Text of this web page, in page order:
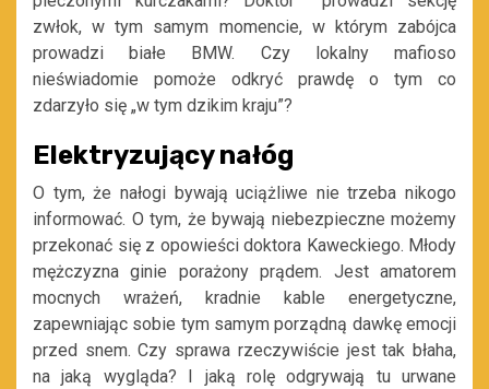
zwłok, w tym samym momencie, w którym zabójca
prowadzi białe BMW. Czy lokalny mafioso
nieświadomie pomoże odkryć prawdę o tym co
zdarzyło się „w tym dzikim kraju”?
Elektryzujący nałóg
O tym, że nałogi bywają uciążliwe nie trzeba nikogo
informować. O tym, że bywają niebezpieczne możemy
przekonać się z opowieści doktora Kaweckiego. Młody
mężczyzna ginie porażony prądem. Jest amatorem
mocnych wrażeń, kradnie kable energetyczne,
zapewniając sobie tym samym porządną dawkę emocji
przed snem. Czy sprawa rzeczywiście jest tak błaha,
na jaką wygląda? I jaką rolę odgrywają tu urwane